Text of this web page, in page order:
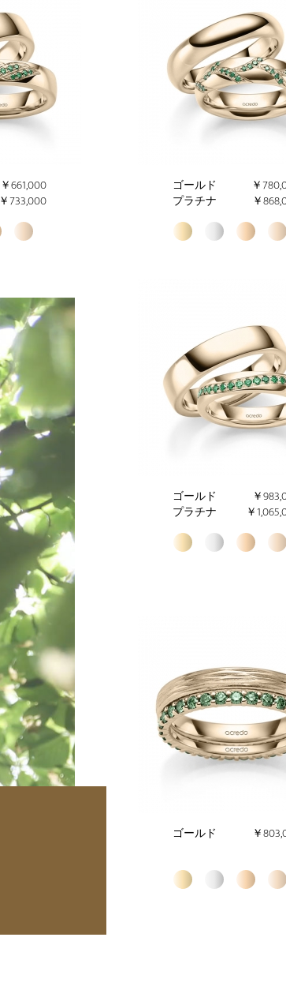
￥661,000
￥733,000
ゴールド
￥
プラチナ
￥
ゴールド
￥
プラチナ
￥
ゴールド ￥